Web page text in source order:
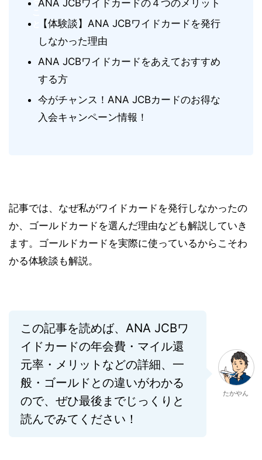
ANA JCBワイドカードの４つのメリット
【体験談】ANA JCBワイドカードを発行
しなかった理由
ANA JCBワイドカードをあえておすすめ
する方
今がチャンス！ANA JCBカードのお得な
入会キャンペーン情報！
記事では、なぜ私がワイドカードを発行しなかったの
か、ゴールドカードを選んだ理由なども解説していき
ます。ゴールドカードを実際に使っているからこそわ
かる体験談も解説 。
この記事を読めば、ANA JCBワ
イドカードの年会費・マイル還
元率・メリットなどの詳細、一
般・ゴールドとの違いがわかる
ので、ぜひ最後までじっくりと
読んでみてください！
たかやん